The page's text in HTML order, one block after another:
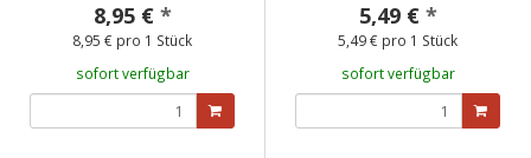
8,95 € *
8,95 € pro 1 Stück
sofort verfügbar
5,49 € *
5,49 € pro 1 Stück
sofort verfügbar